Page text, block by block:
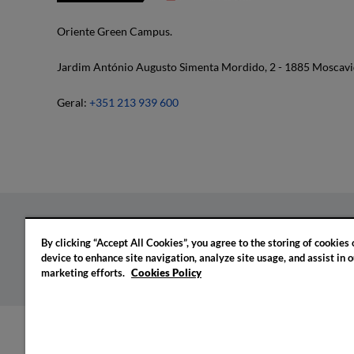
Oriente Green Campus.
Jardim António Augusto Simenta Mordido, 2 - 1885
Geral: +351 213 939 600
Política de privacidade Política de cookies
By clicking “Accept All Cookies”, you agree to the storing of cookies
device to enhance site navigation, analyze site usage, and assist in
marketing efforts. Cookies Policy